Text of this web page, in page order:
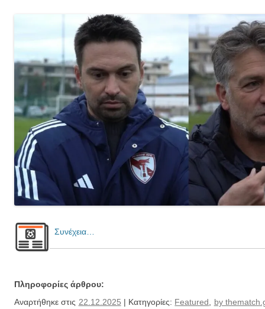
Συνέχεια…
Πληροφορίες άρθρου:
Αναρτήθηκε στις 22.12.2025 | Κατηγορίες: Featured
by